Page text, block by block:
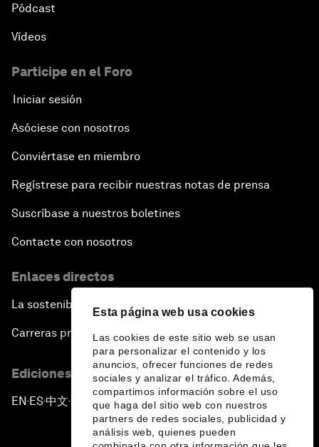
Esta página web usa cookies
Las cookies de este sitio web se usan
para personalizar el contenido y los
anuncios, ofrecer funciones de redes
sociales y analizar el tráfico. Además,
compartimos información sobre el uso
que haga del sitio web con nuestros
partners de redes sociales, publicidad y
análisis web, quienes pueden
Pódcast
Vídeos
Participe en el Foro
Iniciar sesión
Asóciese con nosotros
Conviértase en miembro
Regístrese para recibir nuestras notas de prensa
Suscríbase a nuestros boletines
Contacte con nosotros
Enlaces directos
La sostenibilidad en el Foro
Carreras profesionales
Ediciones en otros idiomas
EN ▪ES▪中文▪ 日本語